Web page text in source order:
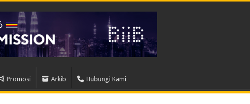
Promosi Arkib Hubungi Kami